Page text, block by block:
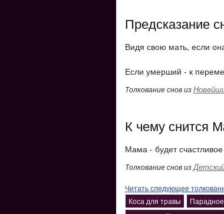
Предсказание
Видя свою мать, если
Если умерший - к
Толкование снов из
К чему снится
Мама - будет
Толкование снов из
Читать следующее
Коса для травы